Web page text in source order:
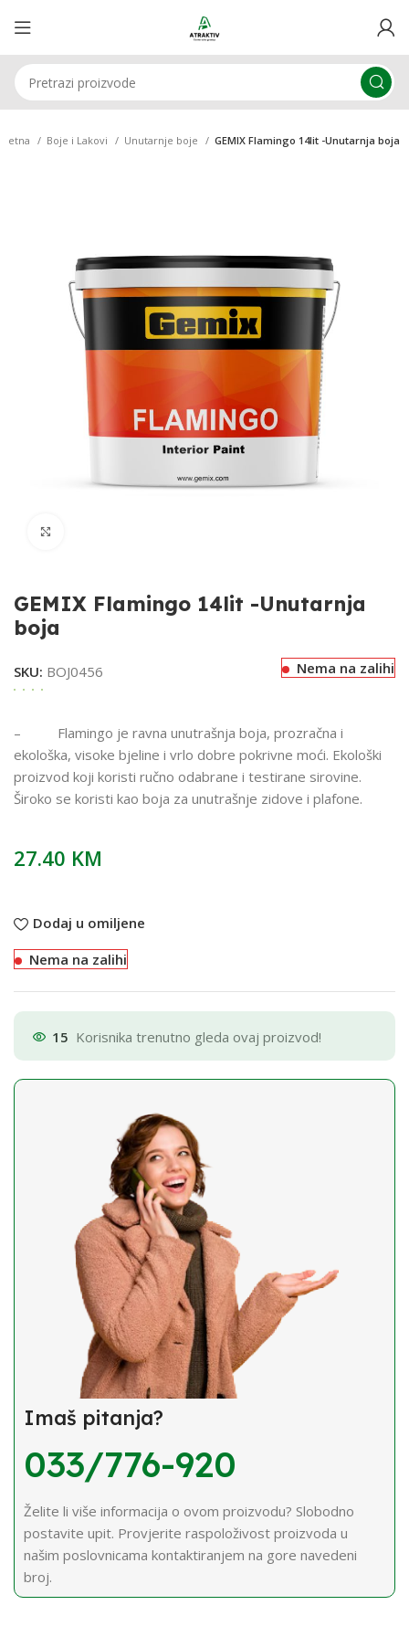
Boje i Lakovi Unutarnje boje GEMIX Flamingo 14lit -Unutarnja boja
GEMIX Flamingo 14lit -Unutarnja
boja
SKU: BOJ0456 Nema na zalihi
– Flamingo je ravna unutrašnja boja, prozračna i
ekološka, visoke bjeline i vrlo dobre pokrivne moći. Ekološki
proizvod koji koristi ručno odabrane i testirane sirovine.
Široko se koristi kao boja za unutrašnje zidove i plafone.
27.40 KM
Dodaj u omiljene
Nema na zalihi
15 Korisnika trenutno gleda ovaj proizvod!
Imaš pitanja?
033/776-920
Želite li više informacija o ovom proizvodu? Slobodno
postavite upit. Provjerite raspoloživost proizvoda u
našim poslovnicama kontaktiranjem na gore navedeni
broj.